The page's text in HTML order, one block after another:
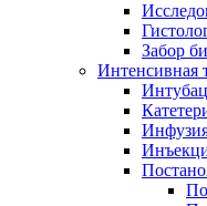
Забор
Интенсивная